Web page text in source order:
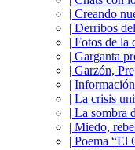
| Creando
| Derribos
| Fotos de
| Garganta
| Garzón,
| Información
| La crisis
| La sombra
| Miedo,
| Poema “El